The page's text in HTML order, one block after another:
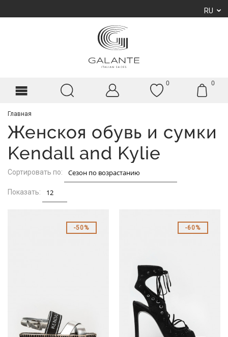
RU
0 0
Главная
Женскоя обувь и сумки
Kendall and Kylie
Сортировать по:
Показать:
50% 60%